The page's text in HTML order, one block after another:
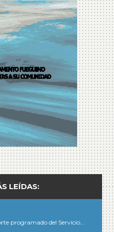
LEÍDAS:
programado del Servicio…